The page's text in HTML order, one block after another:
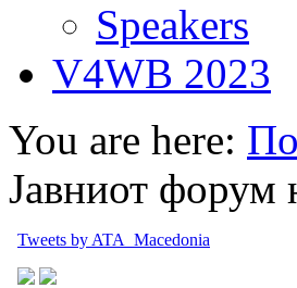
Speakers
V4WB 2023
You are here:
Јавниот
Tweets by ATA_Macedonia